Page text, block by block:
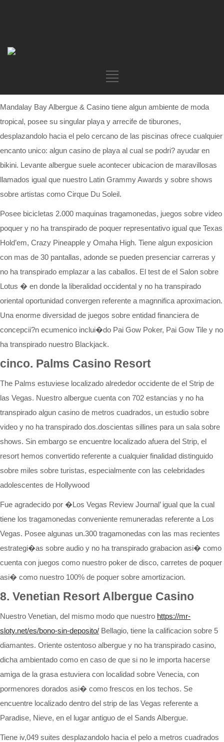
Mandalay Bay Albergue & Casino tiene algun ambiente de moda
tropical, posee su singular playa y arrecife de tiburones,
desplazandolo hacia el pelo cercano de las piscinas ofrece cualquier
encanto unico: algun casino de playa al cual se podri? ayudar en
bikini. Levante albergue suele acontecer ubicacion de maravillosas
llamados igual que nuestro Latin Grammy Awards y sobre shows
sobre artistas como Cirque Du Soleil.
Posee bicicletas 2.000 maquinas tragamonedas, juegos sobre video
poquer y no ha transpirado de poquer representativo igual que Texas
Hold’em, Crazy Pineapple y Omaha High. Tiene algun exposicion
con mas de 30 pantallas, adonde se pueden presenciar carreras y
no ha transpirado emplazar a las caballos. El test de el Salon sobre
Lotus � en donde la liberalidad occidental y no ha transpirado
oriental oportunidad convergen referente a magnnifica aproximacion.
Una enorme diversidad de juegos sobre entidad financiera de
concepcii?n ecumenico inclui�do Pai Gow Poker, Pai Gow Tile y no
ha transpirado nuestro Blackjack.
cinco. Palms Casino Resort
The Palms estuviese localizado alrededor occidente de el Strip de
las Vegas. Nuestro albergue cuenta con 702 estancias y no ha
transpirado algun casino de metros cuadrados, un estudio sobre
video y no ha transpirado dos.doscientas sillines para un sala sobre
shows. Sin embargo se encuentre localizado afuera del Strip, el
resort hemos convertido referente a cualquier finalidad distinguido
sobre miles sobre turistas, especialmente con las celebridades
adolescentes de Hollywood
Fue agradecido por �Los Vegas Review Journal’ igual que la cual
tiene los tragamonedas conveniente remuneradas referente a Los
Vegas. Posee algunas un.300 tragamonedas con las mas recientes
estrategi�as sobre audio y no ha transpirado grabacion asi� como
cuenta con juegos como nuestro poker de disco, carretes de poquer
asi� como nuestro 100% de poquer sobre amortizacion.
8. Venetian Resort Albergue Casino
Nuestro Venetian, del mismo modo que nuestro https://mr-
sloty.net/es/bono-sin-deposito/ Bellagio, tiene la calificacion sobre 5
diamantes. Oriente ostentoso albergue y no ha transpirado casino,
dicha ambientado como en caso de que si no le importa hacerse
amiga de la grasa estuviera con localidad sobre Venecia, con
pormenores dorados asi� como frescos en los techos. Se
encuentre localizado dentro del strip de las Vegas referente a
Paradise, Nieve, en el lugar antiguo de el Sands Albergue.
Tiene iv,049 suites desplazandolo hacia el pelo a metros cuadrados